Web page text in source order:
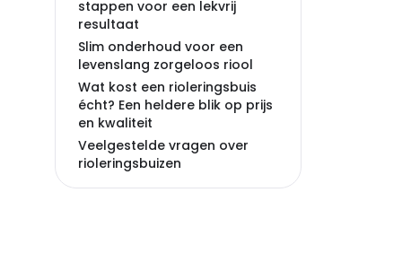
stappen voor een lekvrij
resultaat
Slim onderhoud voor een
levenslang zorgeloos riool
Wat kost een rioleringsbuis
écht? Een heldere blik op prijs
en kwaliteit
Veelgestelde vragen over
rioleringsbuizen